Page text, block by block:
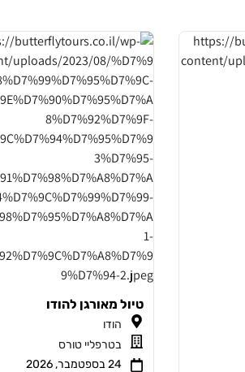
טיול מאורגן להודו
הודו
בטרפליי טורס
24 בספטמבר, 2026